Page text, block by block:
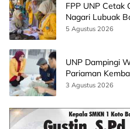
FPP UNP Cetak
Nagari Lubuak
5 Agustus 2026
UNP Dampingi
Pariaman
AI
3 Agustus 2026